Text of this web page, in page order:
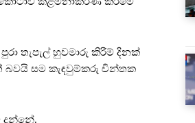
තැපැල් හුවමාරු කිරීම් දිනක්
බවයි සම කැඳවුම්කරු චින්තක
දුන්නේ.